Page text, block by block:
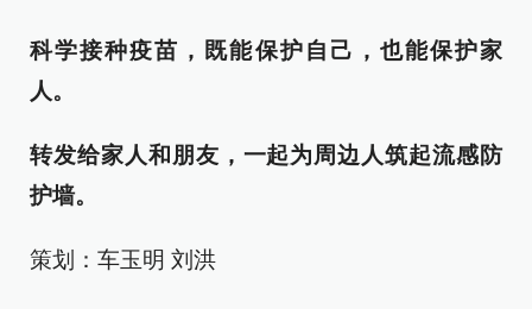
科学接种疫苗，既能保护自己，也能保护家
人。
转发给家人和朋友，一起为周边人筑起流感防
护墙。
策划：车玉明 刘洪